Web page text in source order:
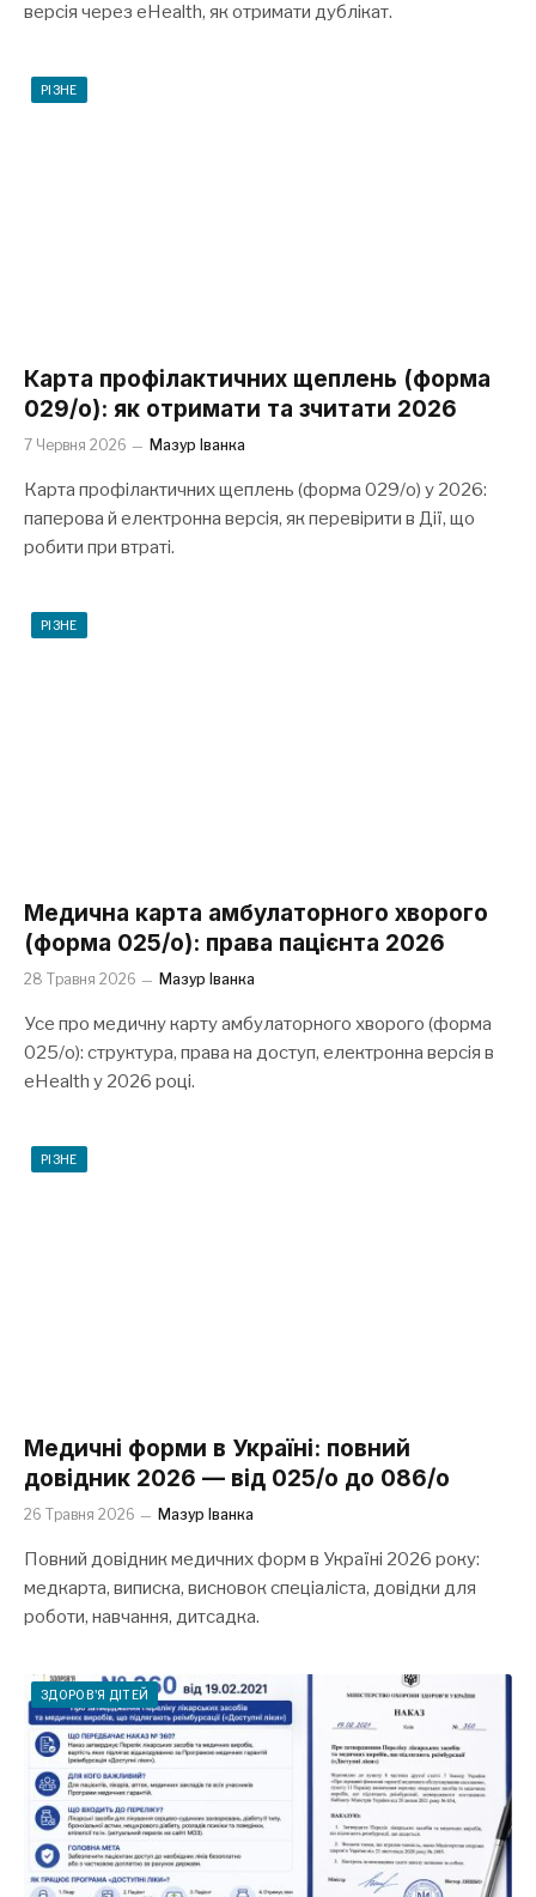
версія через eHealth, як отримати дублікат.
РІЗНЕ
Карта профілактичних щеплень (форма
029/о): як отримати та зчитати 2026
7 Червня 2026 Мазур Іванка
Карта профілактичних щеплень (форма 029/о) у 2026:
паперова й електронна версія, як перевірити в Дії, що
робити при втраті.
РІЗНЕ
Медична карта амбулаторного хворого
(форма 025/о): права пацієнта 2026
28 Травня 2026 Мазур Іванка
Усе про медичну карту амбулаторного хворого (форма
025/о): структура, права на доступ, електронна версія в
eHealth у 2026 році.
РІЗНЕ
Медичні форми в Україні: повний
довідник 2026 — від 025/о до 086/о
26 Травня 2026 Мазур Іванка
Повний довідник медичних форм в Україні 2026 року:
медкарта, виписка, висновок спеціаліста, довідки для
роботи, навчання, дитсадка.
ЗДОРОВ'Я ДІТЕЙ